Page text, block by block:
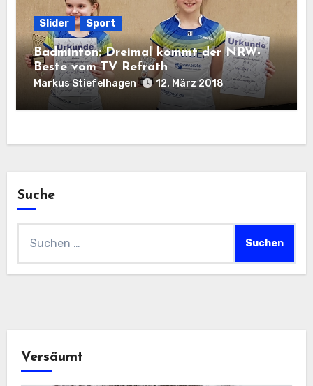
Slider Sport
Badminton: Dreimal kommt der NRW-
Beste vom TV Refrath
Markus Stiefelhagen 12. März 2018
Suche
Versäumt